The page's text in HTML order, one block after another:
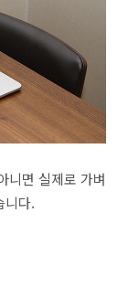
니면 실제로 가벼
니다.